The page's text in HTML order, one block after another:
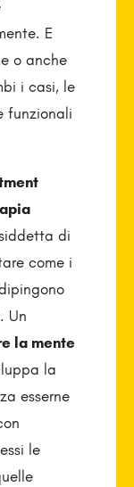
E
o anche
i casi, le
funzionali
di
come i
Un
la mente
la
esserne
le